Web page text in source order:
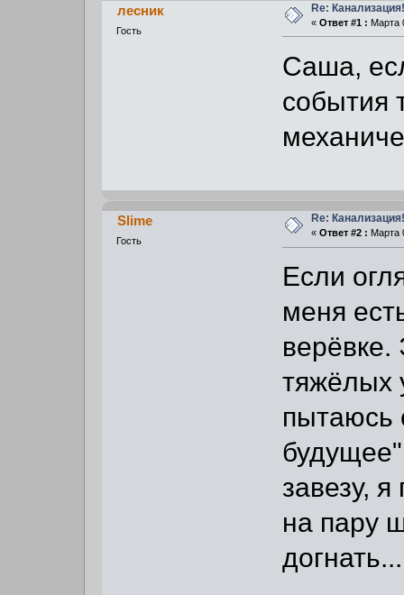
лесник
Гость
Re:
« Ответ #1 : Марта
Саша,
события
Slime
Гость
Re:
« Ответ #2 : Марта
Если
меня
верёвке.
тяжёлых
пытаюсь
завезу,
на пару
догнать...